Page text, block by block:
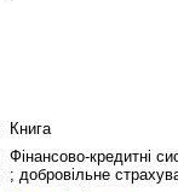
Книга
Фінансово-кредитні
; добровільне